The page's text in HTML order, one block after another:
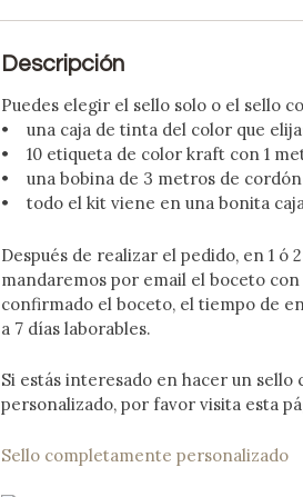
Descripción
Puedes elegir el sello solo o el sello
• una caja de tinta del color que
• 10 etiqueta de color kraft con 1
• una bobina de 3 metros de cordón
• todo el kit viene en una bonita
Después de realizar el pedido, en 1 ó
mandaremos por email el boceto
confirmado el boceto, el tiempo de
a 7 días laborables.
Si estás interesado en hacer un sello
personalizado, por favor visita esta
Sello completamente personalizado